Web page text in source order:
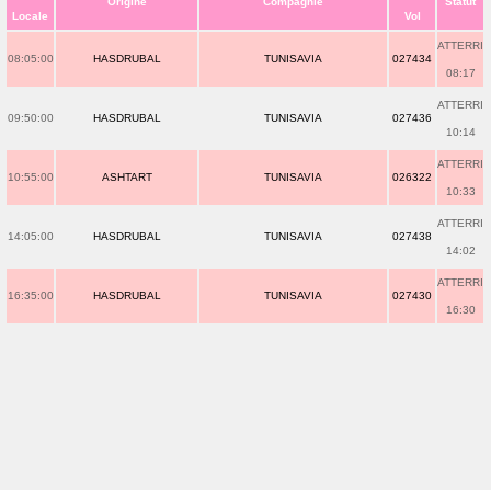
Locale Vol
08:05:00 HASDRUBAL TUNISAVIA 027434
ATTERRI
08:17
09:50:00 HASDRUBAL TUNISAVIA 027436
ATTERRI
10:14
10:55:00 ASHTART TUNISAVIA 026322
ATTERRI
10:33
14:05:00 HASDRUBAL TUNISAVIA 027438
ATTERRI
14:02
16:35:00 HASDRUBAL TUNISAVIA 027430
ATTERRI
16:30